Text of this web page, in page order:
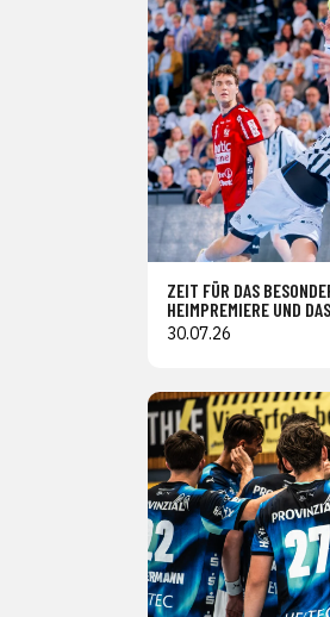
ZEIT FÜR DAS
HEIMPREMIERE UND
30.07.26